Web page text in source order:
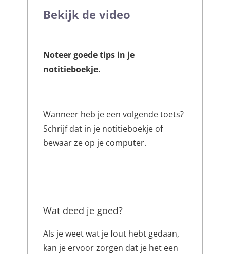
Bekijk de video
Noteer goede tips in je
notitieboekje.
Wanneer heb je een volgende toets?
Schrijf dat in je notitieboekje of
bewaar ze op je computer.
Wat deed je goed?
Als je weet wat je fout hebt gedaan,
kan je ervoor zorgen dat je het een